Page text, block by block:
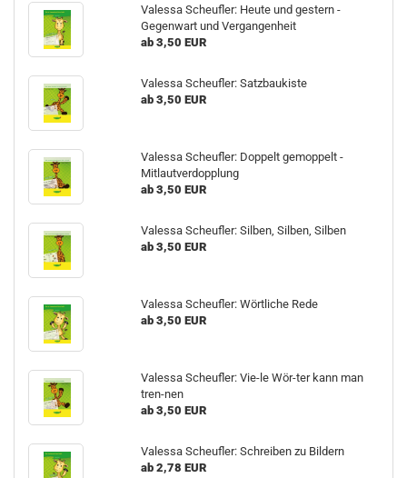
Valessa Scheufler: Heute und gestern -
Gegenwart und Vergangenheit
ab 3,50 EUR
Valessa Scheufler: Satzbaukiste
ab 3,50 EUR
Valessa Scheufler: Doppelt gemoppelt -
Mitlautverdopplung
ab 3,50 EUR
Valessa Scheufler: Silben, Silben, Silben
ab 3,50 EUR
Valessa Scheufler: Wörtliche Rede
ab 3,50 EUR
Valessa Scheufler: Vie-le Wör-ter kann man
tren-nen
ab 3,50 EUR
Valessa Scheufler: Schreiben zu Bildern
ab 2,78 EUR